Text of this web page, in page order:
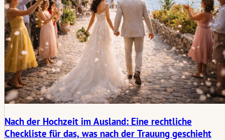
Nach der Hochzeit im Ausland: Eine rechtliche
Checkliste für das, was nach der Trauung geschieht